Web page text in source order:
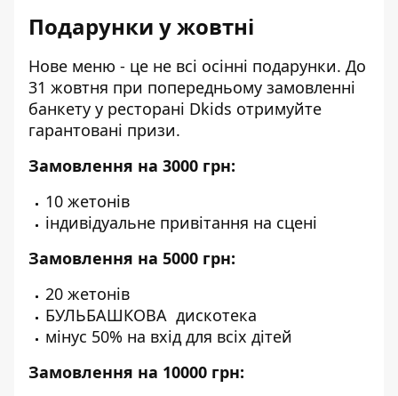
Подарунки у жовтні
Нове меню - це не всі осінні подарунки. До
31 жовтня при попередньому замовленні
банкету у ресторані Dkids отримуйте
гарантовані призи.
Замовлення на 3000 грн:
10 жетонів
індивідуальне привітання на сцені
Замовлення на 5000 грн:
20 жетонів
БУЛЬБАШКОВА дискотека
мінус 50% на вхід для всіх дітей
Замовлення на 10000 грн: